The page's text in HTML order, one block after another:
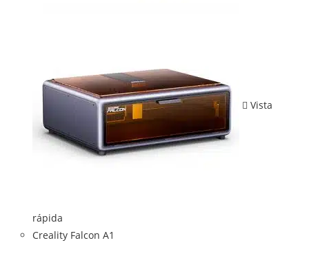
Vista
rápida
Creality Falcon A1